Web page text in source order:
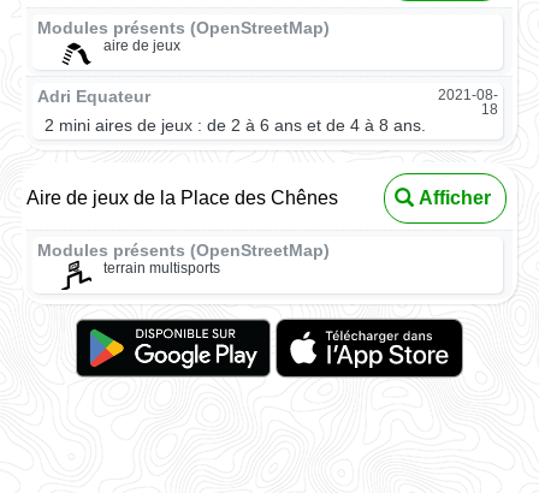
Modules présents (OpenStreetMap)
aire de jeux
Adri Equateur
2021-08-
18
2 mini aires de jeux : de 2 à 6 ans et de 4 à 8 ans.
Aire de jeux de la Place des Chênes Afficher
Modules présents (OpenStreetMap)
terrain multisports